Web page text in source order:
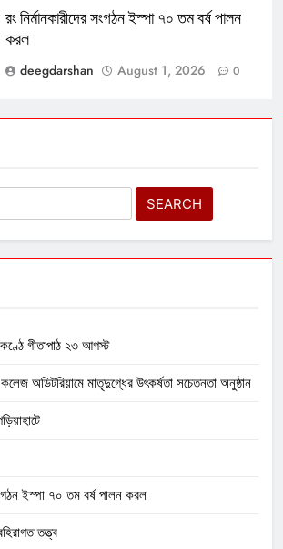
রং নির্মানকারীদের সংগঠন ইস্পা ৭০ তম বর্ষ পালন
করল
deegdarshan
August 1, 2026 0
কণ্ঠে গীতাপাঠ ২৩ আগস্ট
অডিটরিয়ামে মাতৃদুগ্ধের উৎকর্ষতা সচেতনতা অনুষ্ঠান
ইস্পা ৭০ তম বর্ষ পালন করল
তত্ত্ব